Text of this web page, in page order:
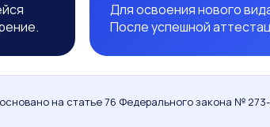
Для освоения нового
После успешной
на статье 76 Федерального закона №